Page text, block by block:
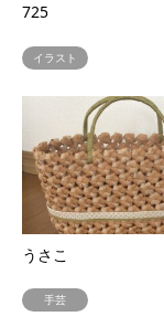
725
イラスト
うさこ
手芸